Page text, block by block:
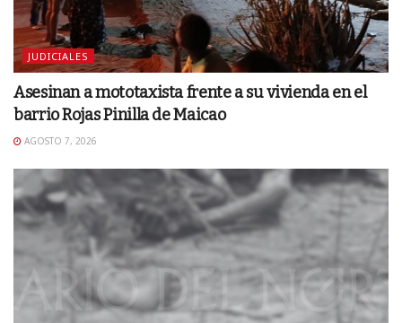
JUDICIALES
Asesinan a mototaxista frente a su vivienda en el
barrio Rojas Pinilla de Maicao
AGOSTO 7, 2026